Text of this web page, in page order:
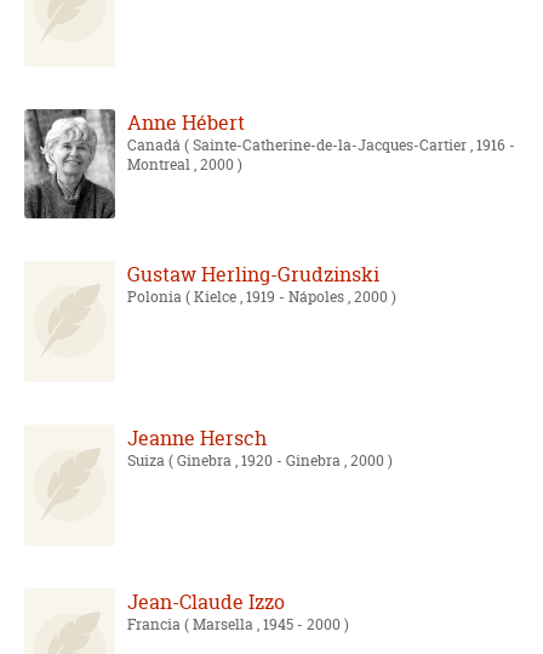
Anne Hébert
Canadá( Sainte-Catherine-de-la-Jacques-Cartier , 1916 -
Montreal , 2000 )
Gustaw Herling-Grudzinski
Polonia( Kielce , 1919 - Nápoles , 2000 )
Jeanne Hersch
Suiza( Ginebra , 1920 - Ginebra , 2000 )
Jean-Claude Izzo
Francia( Marsella , 1945 - 2000 )